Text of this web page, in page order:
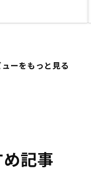
ーをもっと見る
記事